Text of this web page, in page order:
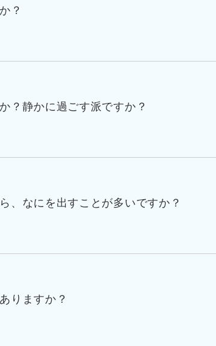
？
？静かに過ごす派ですか？
、なにを出すことが多いですか？
りますか？